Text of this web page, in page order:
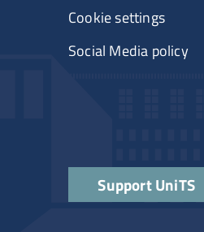
Cookie settings
Social Media policy
Support UniTS